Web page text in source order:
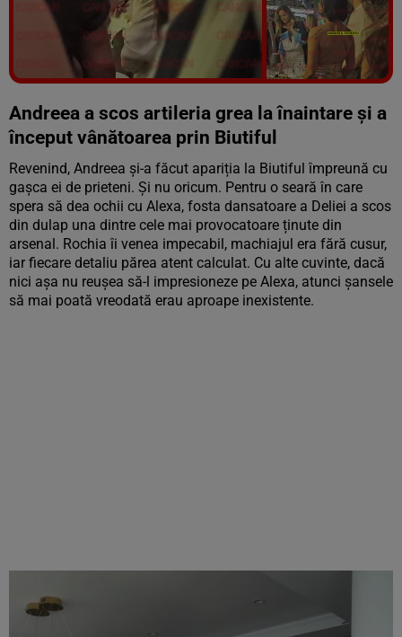
Vezi galeria foto
19 poze
Andreea a scos artileria grea la înaintare și a
început vânătoarea prin Biutiful
Revenind, Andreea și-a făcut apariția la Biutiful împreună cu
gașca ei de prieteni. Și nu oricum. Pentru o seară în care
spera să dea ochii cu Alexa, fosta dansatoare a Deliei a scos
din dulap una dintre cele mai provocatoare ținute din
arsenal. Rochia îi venea impecabil, machiajul era fără cusur,
iar fiecare detaliu părea atent calculat. Cu alte cuvinte, dacă
nici așa nu reușea să-l impresioneze pe Alexa, atunci șansele
să mai poată vreodată erau aproape inexistente.